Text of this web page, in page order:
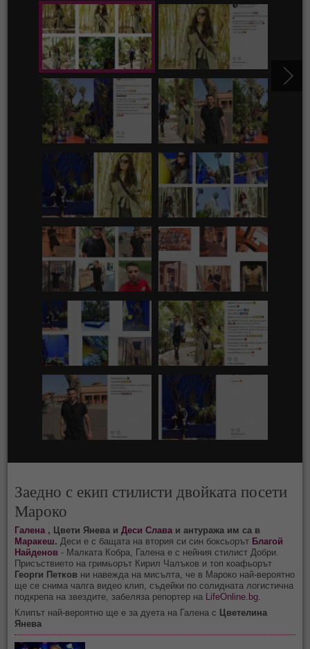
Заедно с екип стилисти двойката посети
Мароко
Галена , Цвети Янева иДеси Слава и антуража им са в
Маракеш. Деси е с бащата на втория си син боксьорът Благой
Найденов - Малката Кобра, Галена е с нейния стилист Добри.
Присъствието на гримьорът Кирил Чалъков и топ коафьорът
Георги Петков ни навежда на мисълта, че в Мароко най-вероятно
ще се снима чалга видео клип, съдейки по солидната логистична
подкрепа на звездите, забеляза репортер на
LifeOnline.bg.
Клипът най-вероятно ще е за дуета на Галена с Цветелина
Янева